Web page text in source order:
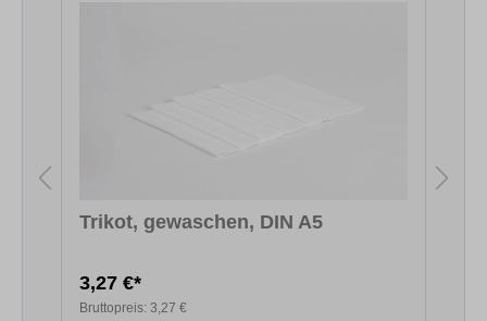
Trikot, gewaschen, DIN A5
3,27 €*
Bruttopreis: 3,27 €